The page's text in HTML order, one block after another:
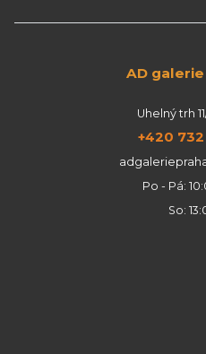
AD galerie
Uhelný trh
+420
Po - Pá:
So: